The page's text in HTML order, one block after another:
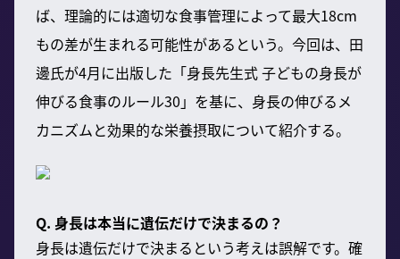
ば、理論的には適切な食事管理によって最大18cm
もの差が生まれる可能性があるという。今回は、田
邊氏が4月に出版した「身長先生式 子どもの身長が
伸びる食事のルール30」を基に、身長の伸びるメ
カニズムと効果的な栄養摂取について紹介する。
Q. 身長は本当に遺伝だけで決まるの？
身長は遺伝だけで決まるという考えは誤解です。確